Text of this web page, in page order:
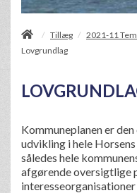
/ Tillæg / 2021-11
Lovgrundlag
Kommuneplanen er
udvikling i hele
således hele
afgørende oversigtlige